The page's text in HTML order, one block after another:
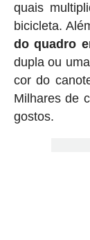
quais
bicicleta.
do quadro
dupla ou
cor do
Milhares de
gostos.